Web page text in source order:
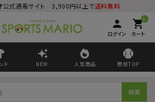
公式通販サイト 3,900円以上で送料無料
person
ログイン
0
shopping_cart
カート
ド NEW 人気商品 野球TOP
検索